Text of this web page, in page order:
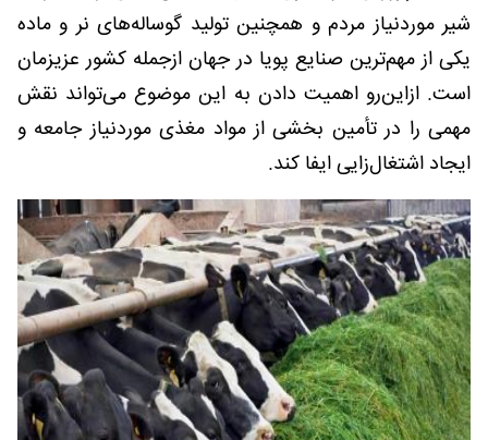
شیر موردنیاز مردم و همچنین تولید گوساله‌های نر و ماده
یکی از مهم‌ترین صنایع پویا در جهان ازجمله کشور عزیزمان
است. ازاین‌رو اهمیت دادن به این موضوع می‌تواند نقش
مهمی را در تأمین بخشی از مواد مغذی موردنیاز جامعه و
ایجاد اشتغال‌زایی ایفا کند.